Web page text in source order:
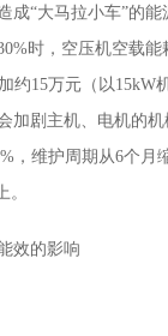
成“大马拉小车”的能
时，空压机空载能
约15万元（以15kW
加剧主机、电机的
，维护周期从6个月
效的影响